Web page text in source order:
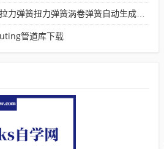
簧扭力弹簧涡卷弹簧自动生成宏程序下载
管道库下载